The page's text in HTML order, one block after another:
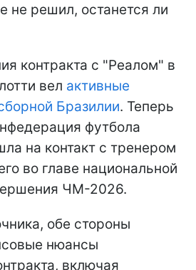
не решил, останется ли
контракта с "Реалом" в
вел активные
Бразилии. Теперь
футбола
на контакт с тренером
во главе национальной
ЧМ-2026.
обе стороны
нюансы
включая